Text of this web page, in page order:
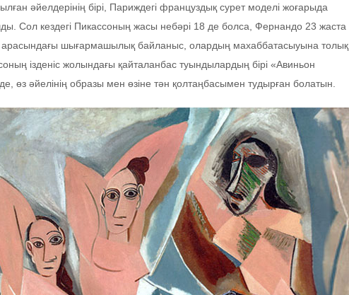
әйелдерінің бірі, Париждегі француздық сурет моделі жоғарыда
Сол кездегі Пикассоның жасы небәрі 18 де болса, Фернандо 23 жаста
шығармашылық байланыс, олардың махаббатасыуына толық
ізденіс жолындағы қайталанбас туындылардың бірі «Авиньон
өз әйелінің образы мен өзіне тән қолтаңбасымен тудырған болатын.